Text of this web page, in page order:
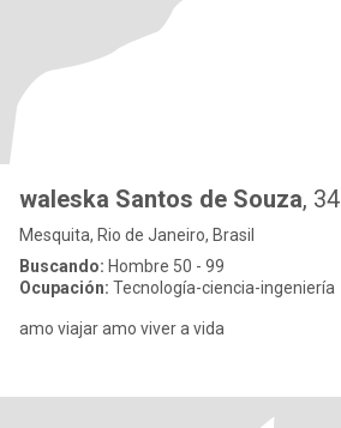
waleska Santos de Souza, 34
Mesquita, Rio de Janeiro, Brasil
Buscando: Hombre 50 - 99
Ocupación: Tecnología-ciencia-ingeniería
amo viajar amo viver a vida